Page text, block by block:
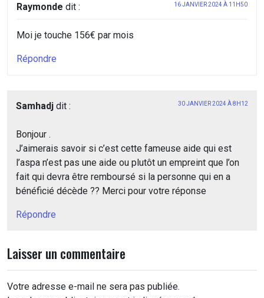
Raymonde dit : 16 JANVIER 2024 À 11H50
Moi je touche 156€ par mois
Répondre
Samhadj dit : 30 JANVIER 2024 À 8H12
Bonjour .
J’aimerais savoir si c’est cette fameuse aide qui est
l’aspa n’est pas une aide ou plutôt un empreint que l’on
fait qui devra être remboursé si la personne qui en a
bénéficié décède ?? Merci pour votre réponse
Répondre
Laisser un commentaire
Votre adresse e-mail ne sera pas publiée.